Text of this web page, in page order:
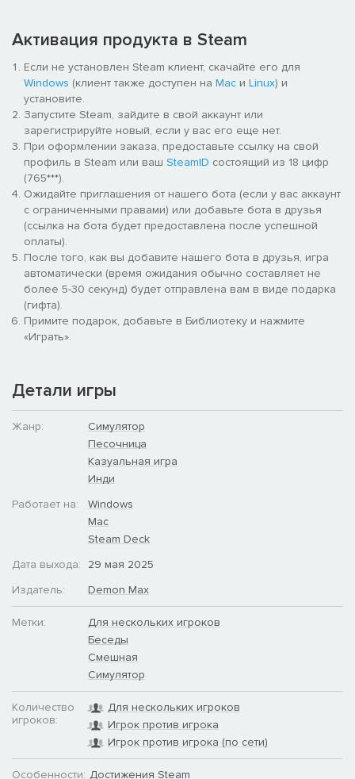
Активация продукта в Steam
Если не установлен Steam клиент, скачайте его для
Windows (клиент также доступен на Mac и Linux) и
установите.
Запустите Steam, зайдите в свой аккаунт или
зарегистрируйте новый, если у вас его еще нет.
При оформлении заказа, предоставьте ссылку на свой
профиль в Steam или ваш SteamID состоящий из 18 цифр
(765***).
Ожидайте приглашения от нашего бота (если у вас аккаунт
с ограниченными правами) или добавьте бота в друзья
(ссылка на бота будет предоставлена после успешной
оплаты).
После того, как вы добавите нашего бота в друзья, игра
автоматически (время ожидания обычно составляет не
более 5-30 секунд) будет отправлена вам в виде подарка
(гифта).
Примите подарок, добавьте в Библиотеку и нажмите
«Играть».
Детали игры
Жанр:
Симулятор
Песочница
Казуальная игра
Инди
Работает на:
Windows
Mac
Steam Deck
Дата выхода:
29 мая 2025
Издатель:
Demon Max
Метки:
Для нескольких игроков
Беседы
Смешная
Симулятор
Количество
игроков:
Для нескольких игроков
Игрок против игрока
Игрок против игрока (по сети)
Особенности: Достижения Steam